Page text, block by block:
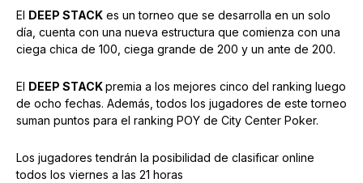
El DEEP STACK es un torneo que se desarrolla en un solo
día, cuenta con una nueva estructura que comienza con una
ciega chica de 100, ciega grande de 200 y un ante de 200.
El DEEP STACKpremia a los mejores cinco del ranking luego
de ocho fechas. Además, todos los jugadores de este torneo
suman puntos para el ranking POY de City Center Poker.
Los jugadores tendrán la posibilidad de clasificar online
todos los viernes a las 21 horas